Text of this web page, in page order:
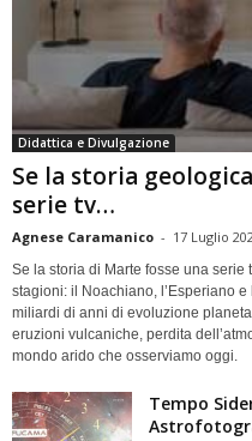
Didattica e Divulgazione
Se la storia
serie tv…
Agnese Caramanico - 17 Luglio
Se la storia di Marte fosse una
stagioni: il Noachiano, l’Esperiano
miliardi di anni di evoluzione
eruzioni vulcaniche, perdita
mondo arido che osserviamo oggi.
Tempo